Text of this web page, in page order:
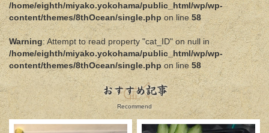
/home/eighth/miyako.yokohama/public_html/wp/wp-
content/themes/8thOcean/single.phpon line58
Warning: Attempt to read property "cat_ID" on null in
/home/eighth/miyako.yokohama/public_html/wp/wp-
content/themes/8thOcean/single.phpon line58
おすすめ記事
Recommend